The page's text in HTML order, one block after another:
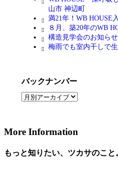
山市 神辺町
満21年！WB HOUSE
８月、築20年のWB
構造見学会のお知らせ
梅雨でも室内干しで
バックナンバー
More Information
もっと知りたい、ツカサのこと